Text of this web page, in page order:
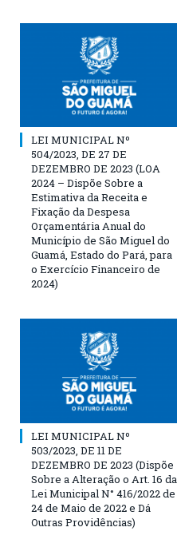
LEI MUNICIPAL Nº
504/2023, DE 27 DE
DEZEMBRO DE 2023 (LOA
2024 – Dispõe Sobre a
Estimativa da Receita e
Fixação da Despesa
Orçamentária Anual do
Município de São Miguel do
Guamá, Estado do Pará, para
o Exercício Financeiro de
2024)
LEI MUNICIPAL Nº
503/2023, DE 11 DE
DEZEMBRO DE 2023 (Dispõe
Sobre a Alteração o Art. 16 da
Lei Municipal N° 416/2022 de
24 de Maio de 2022 e Dá
Outras Providências)